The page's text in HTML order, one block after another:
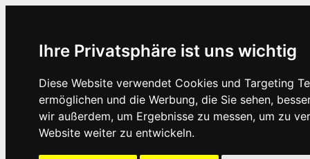
Ihre Privatsphäre ist uns wichtig
Diese Website verwendet Cookies und Targeting
ermöglichen und die Werbung, die Sie sehen,
wir außerdem, um Ergebnisse zu messen, um zu
Website weiter zu entwickeln.